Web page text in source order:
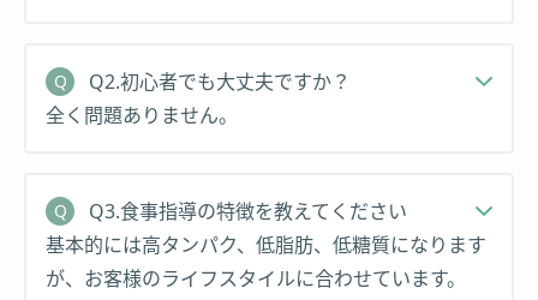
那覇市在住の方を中心にトレーニング指導にあた
る。NHKテレビやRBCラジオなどメディアにも多数
2018年4月にボディメイクスタジオVenusを設立。
モデル・タレントをはじめ多くの女性のボディメイ
クを成功に導く。
Q2.初心者でも大丈夫ですか？
全く問題ありません。
Q3.食事指導の特徴を教えてください
基本的には高タンパク、低脂肪、低糖質になります
が、お客様のライフスタイルに合わせています。